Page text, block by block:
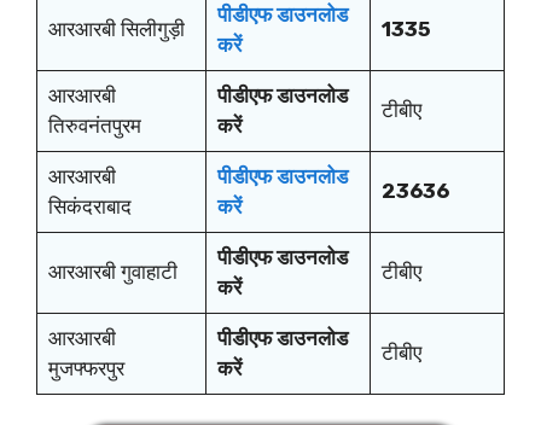
आरआरबी सिलीगुड़ी
पीडीएफ डाउनलोड
करें
1335
आरआरबी
तिरुवनंतपुरम
पीडीएफ डाउनलोड
करें
टीबीए
आरआरबी
सिकंदराबाद
पीडीएफ डाउनलोड
करें
23636
आरआरबी गुवाहाटी
पीडीएफ डाउनलोड
करें
टीबीए
आरआरबी
मुजफ्फरपुर
पीडीएफ डाउनलोड
करें
टीबीए